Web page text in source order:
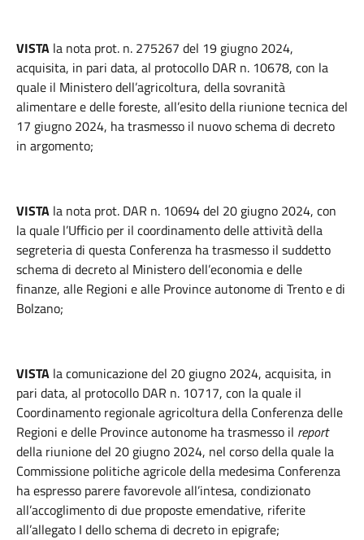
VISTA la nota prot. n. 275267 del 19 giugno 2024,
acquisita, in pari data, al protocollo DAR n. 10678, con la
quale il Ministero dell’agricoltura, della sovranità
alimentare e delle foreste, all’esito della riunione tecnica del
17 giugno 2024, ha trasmesso il nuovo schema di decreto
in argomento;
VISTA la nota prot. DAR n. 10694 del 20 giugno 2024, con
la quale l’Ufficio per il coordinamento delle attività della
segreteria di questa Conferenza ha trasmesso il suddetto
schema di decreto al Ministero dell’economia e delle
finanze, alle Regioni e alle Province autonome di Trento e di
Bolzano;
VISTA la comunicazione del 20 giugno 2024, acquisita, in
pari data, al protocollo DAR n. 10717, con la quale il
Coordinamento regionale agricoltura della Conferenza delle
Regioni e delle Province autonome ha trasmesso il report
della riunione del 20 giugno 2024, nel corso della quale la
Commissione politiche agricole della medesima Conferenza
ha espresso parere favorevole all’intesa, condizionato
all’accoglimento di due proposte emendative, riferite
all’allegato I dello schema di decreto in epigrafe;